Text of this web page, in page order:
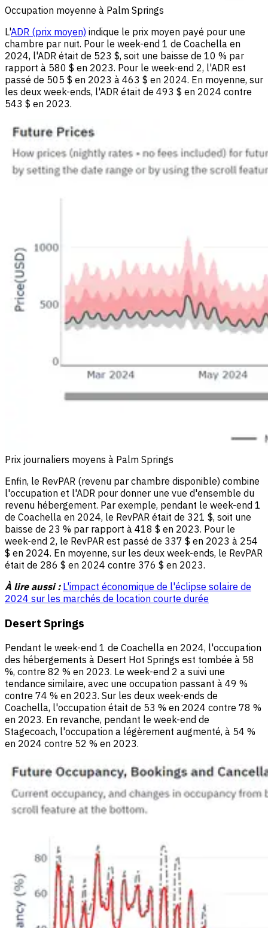
Occupation moyenne à Palm Springs
L'ADR (prix moyen) indique le prix moyen payé pour une
chambre par nuit. Pour le week-end 1 de Coachella en
2024, l'ADR était de 523 $, soit une baisse de 10 % par
rapport à 580 $ en 2023. Pour le week-end 2, l'ADR est
passé de 505 $ en 2023 à 463 $ en 2024. En moyenne, sur
les deux week-ends, l'ADR était de 493 $ en 2024 contre
543 $ en 2023.
Prix journaliers moyens à Palm Springs
Enfin, le RevPAR (revenu par chambre disponible) combine
l'occupation et l'ADR pour donner une vue d'ensemble du
revenu hébergement. Par exemple, pendant le week-end 1
de Coachella en 2024, le RevPAR était de 321 $, soit une
baisse de 23 % par rapport à 418 $ en 2023. Pour le
week-end 2, le RevPAR est passé de 337 $ en 2023 à 254
$ en 2024. En moyenne, sur les deux week-ends, le RevPAR
était de 286 $ en 2024 contre 376 $ en 2023.
À lire aussi : L'impact économique de l'éclipse solaire de
2024 sur les marchés de location courte durée
Desert Springs
Pendant le week-end 1 de Coachella en 2024, l'occupation
des hébergements à Desert Hot Springs est tombée à 58
%, contre 82 % en 2023. Le week-end 2 a suivi une
tendance similaire, avec une occupation passant à 49 %
contre 74 % en 2023. Sur les deux week-ends de
Coachella, l'occupation était de 53 % en 2024 contre 78 %
en 2023. En revanche, pendant le week-end de
Stagecoach, l'occupation a légèrement augmenté, à 54 %
en 2024 contre 52 % en 2023.